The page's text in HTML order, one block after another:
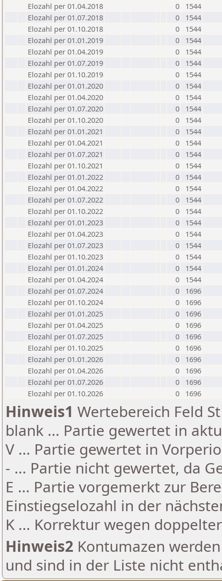
Elozahl per 01.04.2018
0
1544
Elozahl per 01.07.2018
0
1544
Elozahl per 01.10.2018
0
1544
Elozahl per 01.01.2019
0
1544
Elozahl per 01.04.2019
0
1544
Elozahl per 01.07.2019
0
1544
Elozahl per 01.10.2019
0
1544
Elozahl per 01.01.2020
0
1544
Elozahl per 01.04.2020
0
1544
Elozahl per 01.07.2020
0
1544
Elozahl per 01.10.2020
0
1544
Elozahl per 01.01.2021
0
1544
Elozahl per 01.04.2021
0
1544
Elozahl per 01.07.2021
0
1544
Elozahl per 01.10.2021
0
1544
Elozahl per 01.01.2022
0
1544
Elozahl per 01.04.2022
0
1544
Elozahl per 01.07.2022
0
1544
Elozahl per 01.10.2022
0
1544
Elozahl per 01.01.2023
0
1544
Elozahl per 01.04.2023
0
1544
Elozahl per 01.07.2023
0
1544
Elozahl per 01.10.2023
0
1544
Elozahl per 01.01.2024
0
1544
Elozahl per 01.04.2024
0
1544
Elozahl per 01.07.2024
0
1696
Elozahl per 01.10.2024
0
1696
Elozahl per 01.01.2025
0
1696
Elozahl per 01.04.2025
0
1696
Elozahl per 01.07.2025
0
1696
Elozahl per 01.10.2025
0
1696
Elozahl per 01.01.2026
0
1696
Elozahl per 01.04.2026
0
1696
Elozahl per 01.07.2026
0
1696
Elozahl per 01.10.2026
0 1696
Hinweis1 Wertebereich Feld
blank ... Partie gewertet in
V ... Partie gewertet in
- ... Partie nicht gewertet, da
E ... Partie vorgemerkt zur
Einstiegselozahl in der
K ... Korrektur wegen
Hinweis2 Kontumazen
und sind in der Liste nicht